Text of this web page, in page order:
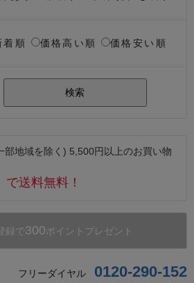
着順 価格高い順 価格安い順
検索
部地域を除く) 5,500円以上のお買い物
で送料無料！
録で300ポイントプレゼント
フリーダイヤル 0120-290-152